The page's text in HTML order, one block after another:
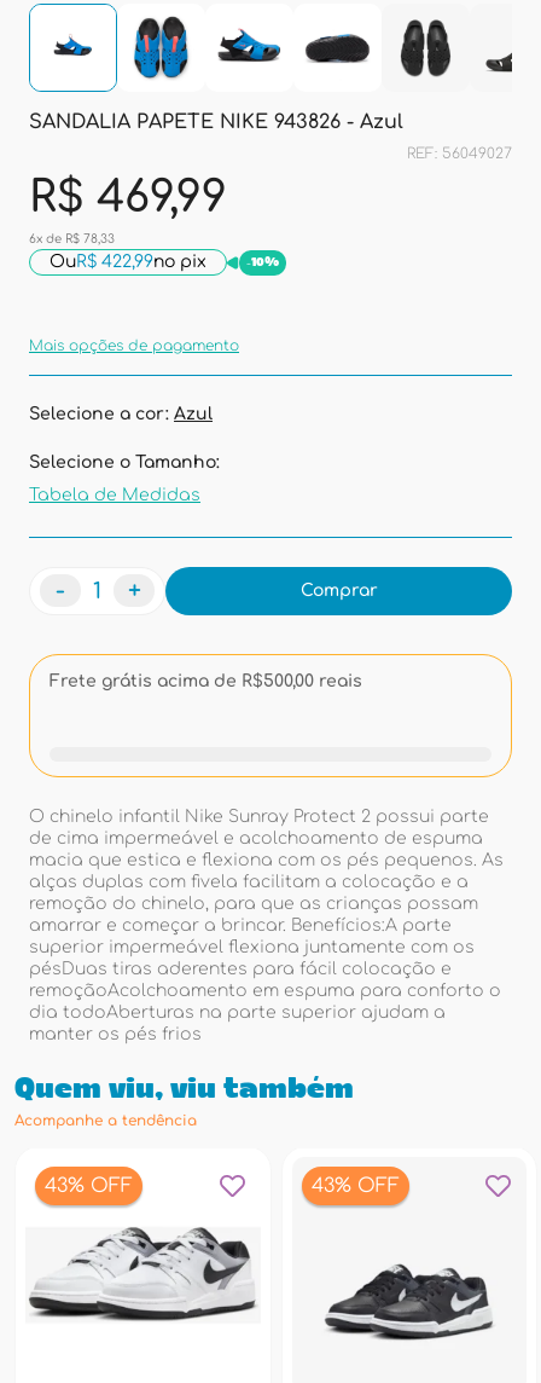
SANDALIA PAPETE NIKE 943826 - Azul
REF: 56049027
R$ 469,99
6x de R$ 78,33
OuR$ 422,99no pix -10%
Mais opções de pagamento
Selecione a cor: Azul
Selecione o Tamanho:
Tabela de Medidas
- + Comprar
Frete grátis acima de R$500,00 reais
O chinelo infantil Nike Sunray Protect 2 possui parte
de cima impermeável e acolchoamento de espuma
macia que estica e flexiona com os pés pequenos. As
alças duplas com fivela facilitam a colocação e a
remoção do chinelo, para que as crianças possam
amarrar e começar a brincar. Benefícios:A parte
superior impermeável flexiona juntamente com os
pésDuas tiras aderentes para fácil colocação e
remoçãoAcolchoamento em espuma para conforto o
dia todoAberturas na parte superior ajudam a
manter os pés frios
Quem viu, viu também
Acompanhe a tendência
43% OFF 43% OFF